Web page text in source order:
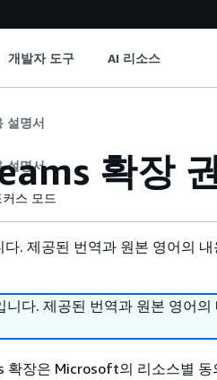
개발자 도구 AI 리소스
설명서
설명서 확장
커스 모드
. 제공된 번역과 원본 영어의
다. 제공된 번역과 원본 영어
장은 Microsoft의 리소스별 동